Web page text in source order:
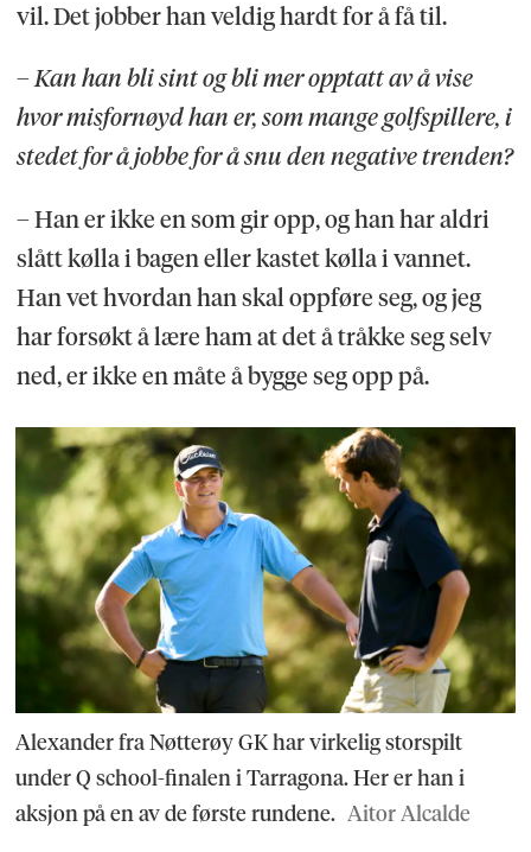
vil. Det jobber han veldig hardt for å få til.
– Kan han bli sint og bli mer opptatt av å vise
hvor misfornøyd han er, som mange golfspillere, i
stedet for å jobbe for å snu den negative trenden?
– Han er ikke en som gir opp, og han har aldri
slått kølla i bagen eller kastet kølla i vannet.
Han vet hvordan han skal oppføre seg, og jeg
har forsøkt å lære ham at det å tråkke seg selv
ned, er ikke en måte å bygge seg opp på.
Alexander fra Nøtterøy GK har virkelig storspilt
under Q school-finalen i Tarragona. Her er han i
aksjon på en av de første rundene. Aitor Alcalde